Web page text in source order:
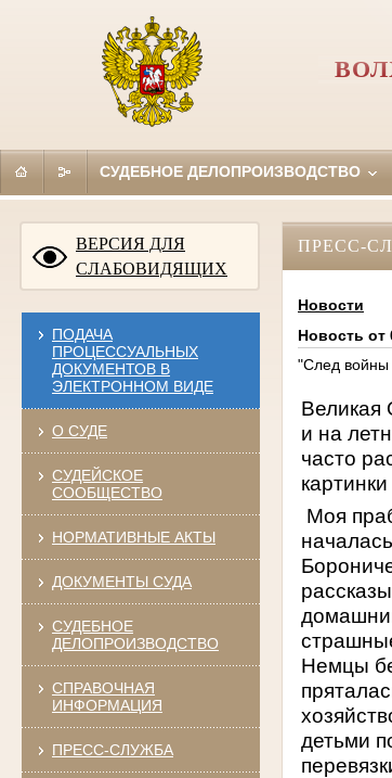
СУДЕБНОЕ ДЕЛОПРОИЗВОДСТВО
ВЕРСИЯ ДЛЯ
СЛАБОВИДЯЩИХ
ПОДАЧА
ПРОЦЕССУАЛЬНЫХ
ДОКУМЕНТОВ В
ЭЛЕКТРОННОМ ВИДЕ
О СУДЕ
СУДЕЙСКОЕ
СООБЩЕСТВО
НОРМАТИВНЫЕ АКТЫ
ДОКУМЕНТЫ СУДА
СУДЕБНОЕ
ДЕЛОПРОИЗВОДСТВО
СПРАВОЧНАЯ
ИНФОРМАЦИЯ
ПРЕСС-СЛУЖБА
ПРЕСС-
Новости
Новость от
"След
Великая
и на
часто
Моя
Немцы
детьми